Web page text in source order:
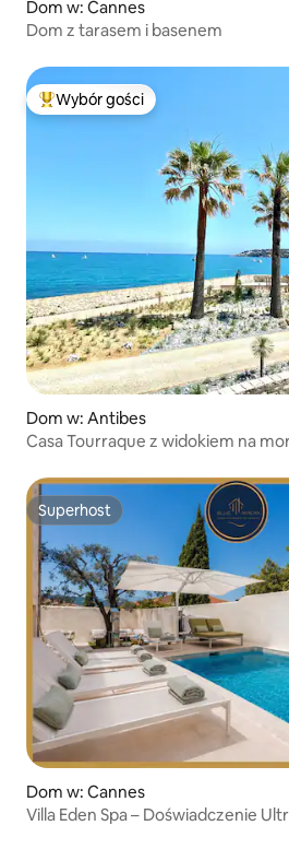
Dom w: Cannes
Dom z tarasem i basenem
Najpopularniejsze z kategorii
Wybór gości
Dom w: Antibes
Casa Tourraque z widokiem na
Superhost
Superhost
Dom w: Cannes
Villa Eden Spa – Doświadczenie